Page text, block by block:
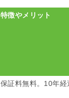
特徴やメリット
保証料無料。10年経